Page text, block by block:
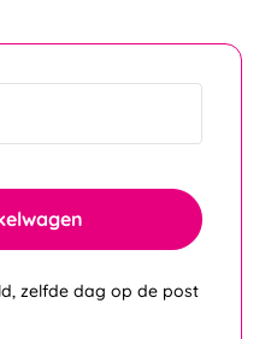
zelfde dag op de post